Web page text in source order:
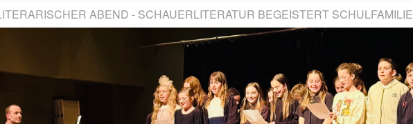
ABEND - SCHAUERLITERATUR BEGEISTERT SCHULFAMILIE